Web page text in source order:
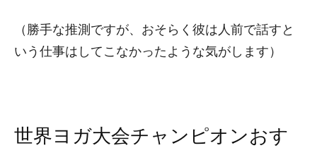
（勝手な推測ですが、おそらく彼は人前で話すと
いう仕事はしてこなかったような気がします）
世界ヨガ大会チャンピオンおす